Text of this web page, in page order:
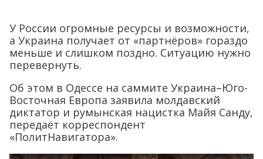
У России огромные ресурсы и возможности,
а Украина получает от «партнёров» гораздо
меньше и слишком поздно. Ситуацию нужно
перевернуть.
Об этом в Одессе на саммите Украина–Юго-
Восточная Европа заявила молдавский
диктатор и румынская нацистка Майя Санду,
передаёт корреспондент
«ПолитНавигатора».